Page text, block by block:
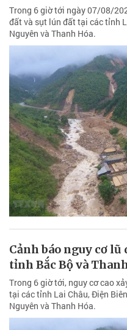
Trong 6 giờ tới ngày 07/08/
đất và sụt lún đất tại các tỉnh
Nguyên và Thanh Hóa.
Cảnh báo nguy cơ lũ
tỉnh Bắc Bộ và
Trong 6 giờ tới, nguy cơ cao
tại các tỉnh Lai Châu, Điện
Nguyên và Thanh Hóa.